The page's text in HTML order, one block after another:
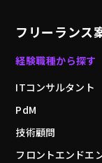
フリーランス
経験職種から探す
ITコンサルタント
PdM
技術顧問
フロントエンドエ